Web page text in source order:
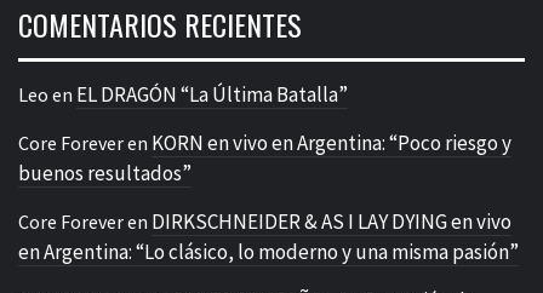
COMENTARIOS RECIENTES
Leo en EL DRAGÓN “La Última Batalla”
Core Foreveren KORN en vivo en Argentina: “Poco riesgo y
buenos resultados”
Core Foreveren DIRKSCHNEIDER & AS I LAY DYING en vivo
en Argentina: “Lo clásico, lo moderno y una misma pasión”